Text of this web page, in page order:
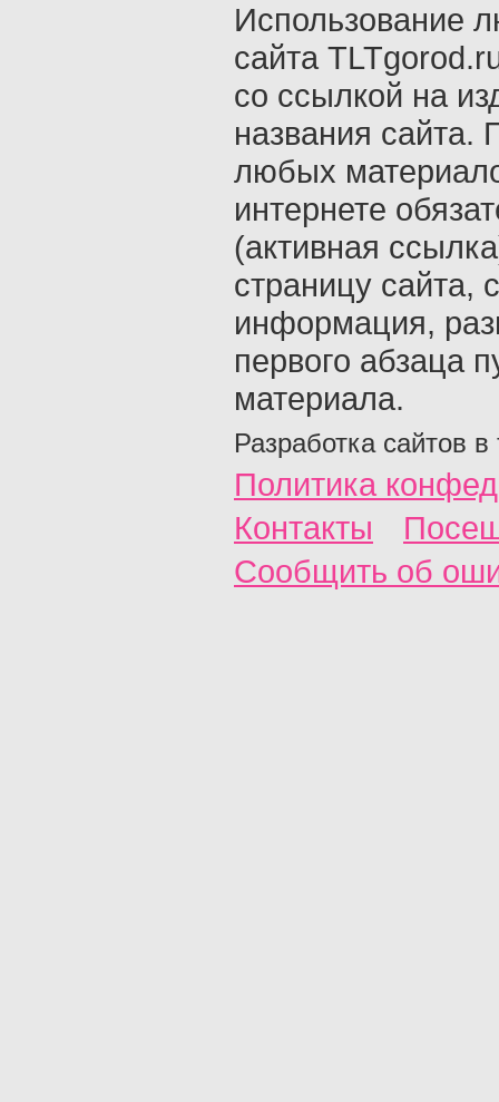
Использование
сайта
со ссылкой на
названия сайта.
любых
интернете
(активная
страницу сайта,
информация,
первого абзаца
материала.
Разработка сайтов в
Политика
Контакты
Сообщить об